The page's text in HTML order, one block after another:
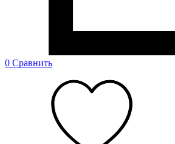
0 Сравнить